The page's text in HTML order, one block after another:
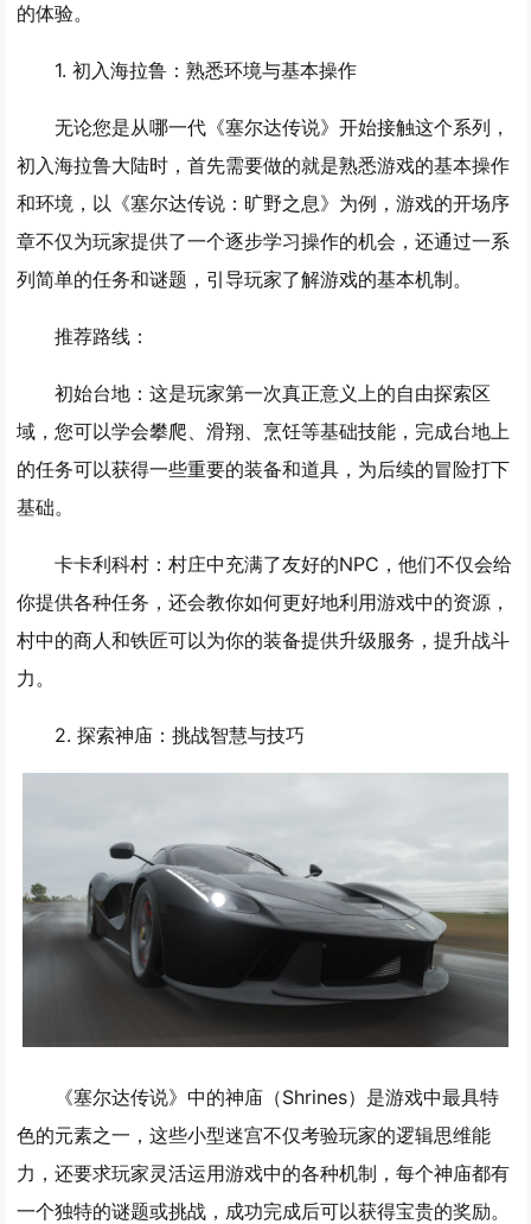
的体验。
1. 初入海拉鲁：熟悉环境与基本操作
无论您是从哪一代《塞尔达传说》开始接触这个系列，
初入海拉鲁大陆时，首先需要做的就是熟悉游戏的基本操作
和环境，以《塞尔达传说：旷野之息》为例，游戏的开场序
章不仅为玩家提供了一个逐步学习操作的机会，还通过一系
列简单的任务和谜题，引导玩家了解游戏的基本机制。
推荐路线：
初始台地 ：这是玩家第一次真正意义上的自由探索区
域，您可以学会攀爬、滑翔、烹饪等基础技能，完成台地上
的任务可以获得一些重要的装备和道具，为后续的冒险打下
基础。
卡卡利科村 ：村庄中充满了友好的NPC，他们不仅会给
你提供各种任务，还会教你如何更好地利用游戏中的资源，
村中的商人和铁匠可以为你的装备提供升级服务，提升战斗
力。
2. 探索神庙：挑战智慧与技巧
《塞尔达传说》中的神庙（Shrines）是游戏中最具特
色的元素之一，这些小型迷宫不仅考验玩家的逻辑思维能
力，还要求玩家灵活运用游戏中的各种机制，每个神庙都有
一个独特的谜题或挑战，成功完成后可以获得宝贵的奖励。